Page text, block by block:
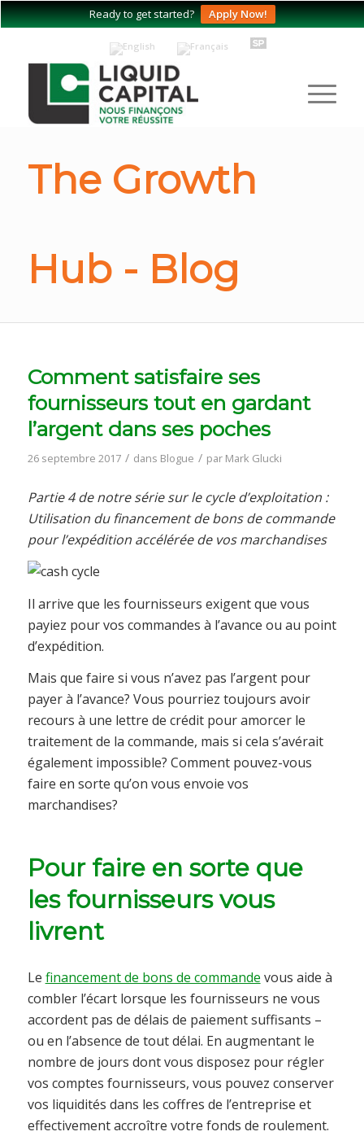
Ready to get started? Apply Now!
The Growth
Hub - Blog
Comment satisfaire ses
fournisseurs tout en gardant
l’argent dans ses poches
26 septembre 2017 / dans Blogue / par Mark Glucki
Partie 4 de notre série sur le cycle d’exploitation :
Utilisation du financement de bons de commande
pour l’expédition accélérée de vos marchandises
Il arrive que les fournisseurs exigent que vous
payiez pour vos commandes à l’avance ou au point
d’expédition.
Mais que faire si vous n’avez pas l’argent pour
payer à l’avance? Vous pourriez toujours avoir
recours à une lettre de crédit pour amorcer le
traitement de la commande, mais si cela s’avérait
également impossible? Comment pouvez-vous
faire en sorte qu’on vous envoie vos
marchandises?
Pour faire en sorte que
les fournisseurs vous
livrent
Le financement de bons de commande vous aide à
combler l’écart lorsque les fournisseurs ne vous
accordent pas de délais de paiement suffisants –
ou en l’absence de tout délai. En augmentant le
nombre de jours dont vous disposez pour régler
vos comptes fournisseurs, vous pouvez conserver
vos liquidités dans les coffres de l’entreprise et
effectivement accroître votre fonds de roulement.